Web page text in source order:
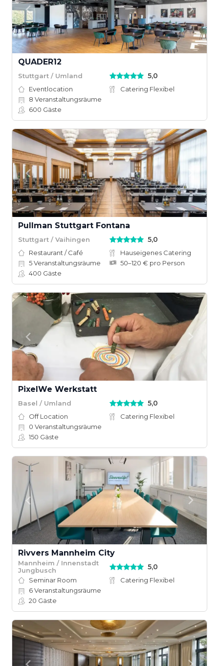
QUADER12
Stuttgart / Umland 5,0
Eventlocation
Catering Flexibel
8 Veranstaltungsräume
600 Gäste
Pullman Stuttgart Fontana
Stuttgart / Vaihingen 5,0
Restaurant / Café
Hauseigenes Catering
5Veranstaltungsräume
50–120 € pro Person
400 Gäste
PixelWe Werkstatt
Basel / Umland 5,0
Off Location
Catering Flexibel
0 Veranstaltungsräume
150 Gäste
Rivvers Mannheim City
Mannheim / Innenstadt
Jungbusch
5,0
Seminar Room
Catering Flexibel
6Veranstaltungsräume
20 Gäste